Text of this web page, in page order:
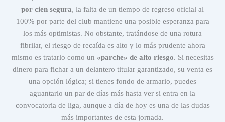
por cien segura, la falta de un tiempo de regreso oficial al
100% por parte del club mantiene una posible esperanza para
los más optimistas. No obstante, tratándose de una rotura
fibrilar, el riesgo de recaída es alto y lo más prudente ahora
mismo es tratarlo como un «parche» de alto riesgo. Si necesitas
dinero para fichar a un delantero titular garantizado, su venta es
una opción lógica; si tienes fondo de armario, puedes
aguantarlo un par de días más hasta ver si entra en la
convocatoria de liga, aunque a día de hoy es una de las dudas
más importantes de esta jornada.